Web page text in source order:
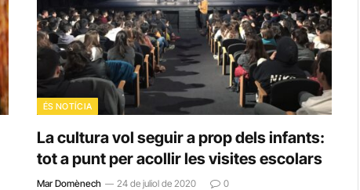
ÉS NOTÍCIA
La cultura vol seguir a prop dels infants:
tot a punt per acollir les visites escolars
Mar Domènech 24 de juliol de 2020 0